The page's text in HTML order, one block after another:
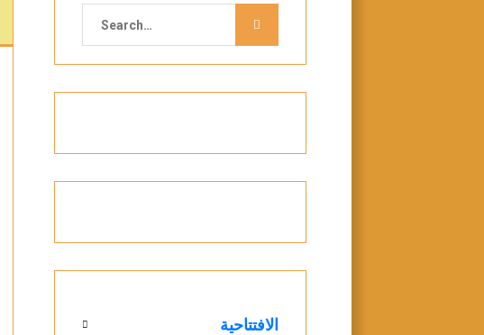
الافتتاحية